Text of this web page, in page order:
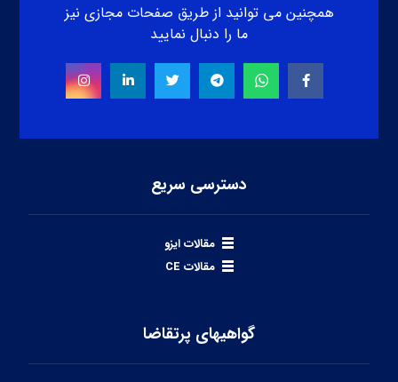
همچنین می توانید از طریق صفحات مجازی نیز
ما را دنبال نمایید
دسترسی سریع
مقالات ایزو
مقالات CE
گواهیهای پرتقاضا